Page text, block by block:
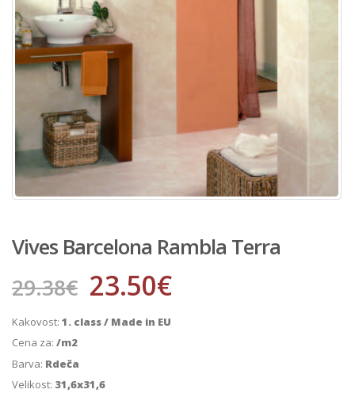
Vives Barcelona Rambla Terra
29.38€ 23.50€
Kakovost: 1. class / Made in EU
Cena za: /m2
Barva: Rdeča
Velikost: 31,6x31,6